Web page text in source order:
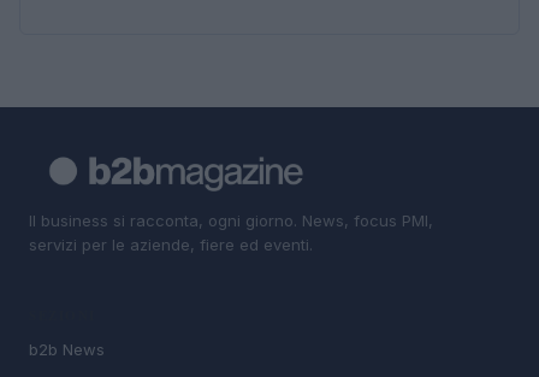
Il business si racconta, ogni giorno. News, focus PMI,
servizi per le aziende, fiere ed eventi.
b2b News